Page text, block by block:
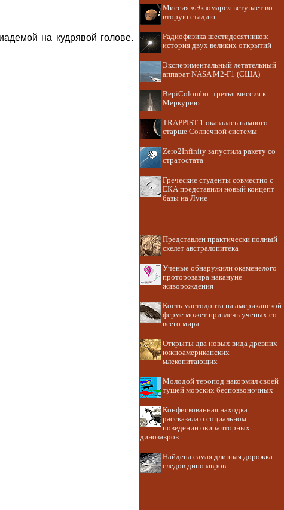
на кудрявой голове.
Миссия «Экзомарс» вступает во
вторую стадию
Радиофизика шестидесятников:
история двух великих открытий
Экспериментальный летательный
аппарат NASA M2-F1 (США)
BepiColombo: третья миссия к
Меркурию
TRAPPIST-1 оказалась намного
старше Солнечной системы
Zero2Infinity запустила ракету со
стратостата
Греческие студенты совместно с
ЕКА представили новый концепт
базы на Луне
Представлен практически полный
скелет австралопитека
Ученые обнаружили окаменелого
проторозавра накануне
живорождения
Кость мастодонта на американской
ферме может привлечь ученых со
всего мира
Открыты два новых вида древних
южноамериканских
млекопитающих
Молодой теропод накормил своей
тушей морских беспозвоночных
Конфискованная находка
рассказала о социальном
поведении овирапторных
динозавров
Найдена самая длинная дорожка
следов динозавров